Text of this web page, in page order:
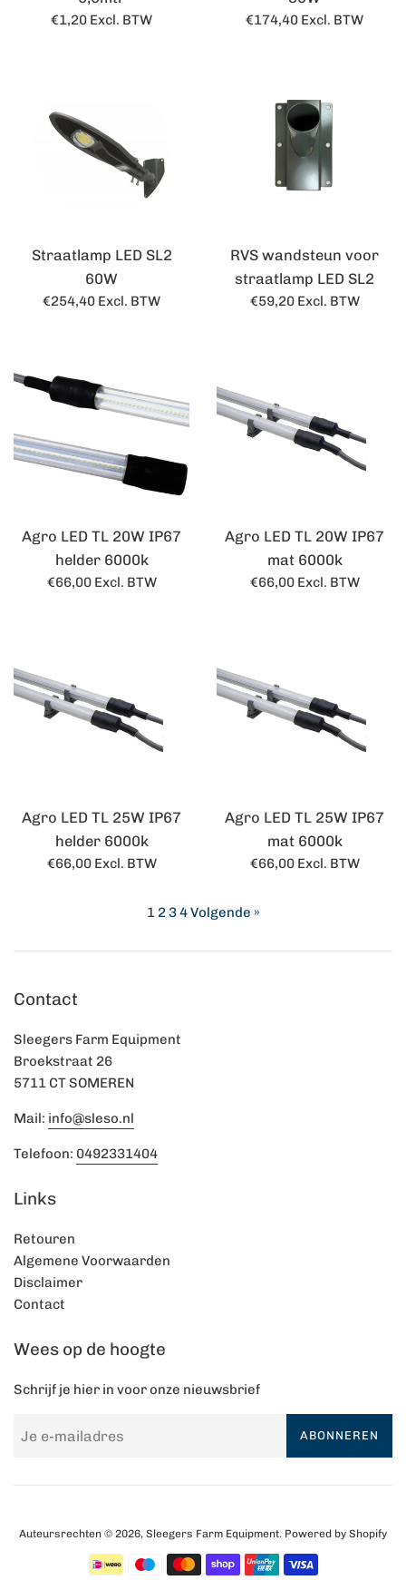
Normale
€1,20 Excl. BTW
Normale
€174,40 Excl. BTW
Straatlamp LED SL2
60W
Normale
€254,40 Excl. BTW
RVS wandsteun voor
straatlamp LED SL2
Normale
€59,20 Excl. BTW
Agro LED TL 20W IP67
helder 6000k
Normale
€66,00 Excl. BTW
Agro LED TL 20W IP67
mat 6000k
Normale
€66,00 Excl. BTW
Agro LED TL 25W IP67
helder 6000k
Normale
€66,00 Excl. BTW
Agro LED TL 25W IP67
mat 6000k
Normale
€66,00 Excl. BTW
1 2 34Volgende »
Contact
Sleegers Farm Equipment
Broekstraat 26
5711 CT SOMEREN
Mail: info@sleso.nl
Telefoon: 0492331404
Links
Retouren
Algemene Voorwaarden
Disclaimer
Contact
Wees op de hoogte
Schrijf je hier in voor onze nieuwsbrief
ABONNEREN
Auteursrechten © 2026, Sleegers Farm Equipment. Powered by Shopify
Betalingspictogrammen